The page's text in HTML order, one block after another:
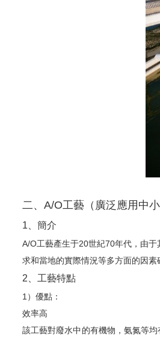
二、A/O工藝（廣泛應用中小
1、簡介
A/O工藝產生于20世紀70年代，由
求和當地的實際情況等多方面的因
2、工藝特點
1）優點：
效率高
該工藝對廢水中的有機物，氨氮等